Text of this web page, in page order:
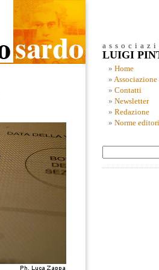
LUIGI
Home
Associazione
Contatti
Newsletter
Redazione
Norme